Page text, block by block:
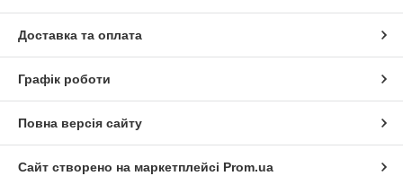
Доставка та оплата
Графік роботи
Повна версія сайту
Сайт створено на маркетплейсі Prom.ua